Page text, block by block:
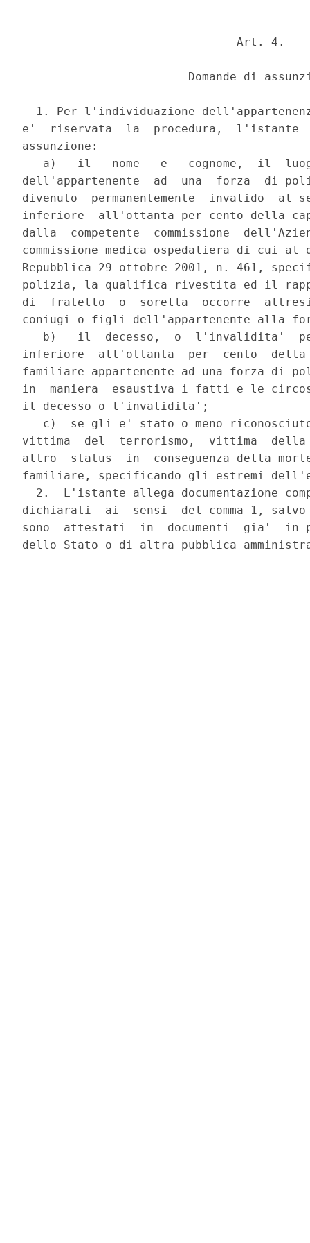
                               Art. 4.
Domande di
1. Per l'individuazione
e'  riservata  la  procedura,  l'istante
assunzione:
a)   il   nome   e   cognome,  il
dell'appartenente  ad  una  forza  di
divenuto  permanentemente  invalido
inferiore  all'ottanta per cento della
dalla  competente  commissione
commissione medica ospedaliera di cui
Repubblica 29 ottobre 2001, n. 461,
polizia, la qualifica rivestita ed il
di  fratello  o  sorella  occorre
coniugi o figli dell'appartenente alla
b)   il  decesso,  o  l'invalidita'
inferiore  all'ottanta  per  cento
familiare appartenente ad una forza di
in  maniera  esaustiva i fatti e le
il decesso o l'invalidita';
c)  se gli e' stato o meno
vittima  del  terrorismo,  vittima  della
altro  status  in  conseguenza della
familiare, specificando gli estremi
2.  L'istante allega documentazione
dichiarati  ai  sensi  del comma 1,
sono  attestati  in  documenti  gia'  in